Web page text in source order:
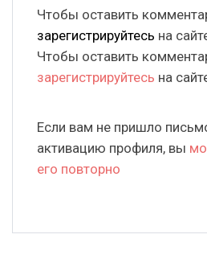
Чтобы оставить
зарегистрируйтесь на
Чтобы оставить
зарегистрируйтесь на
Если вам не пришло
активацию профиля, вы
его повторно